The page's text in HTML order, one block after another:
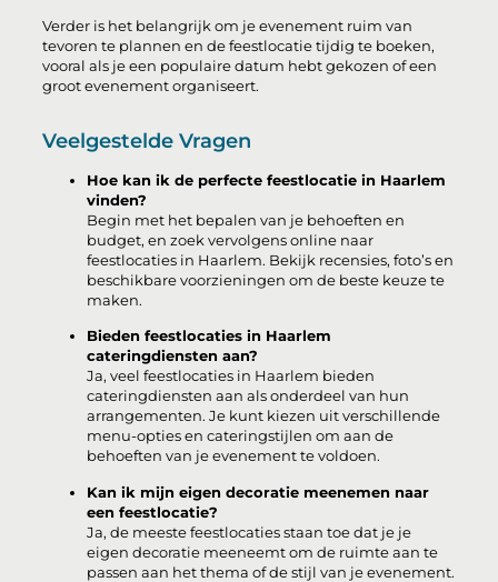
Verder is het belangrijk om je evenement ruim van
tevoren te plannen en de feestlocatie tijdig te boeken,
vooral als je een populaire datum hebt gekozen of een
groot evenement organiseert.
Veelgestelde Vragen
Hoe kan ik de perfecte feestlocatie in Haarlem
vinden?
Begin met het bepalen van je behoeften en
budget, en zoek vervolgens online naar
feestlocaties in Haarlem. Bekijk recensies, foto’s en
beschikbare voorzieningen om de beste keuze te
maken.
Bieden feestlocaties in Haarlem
cateringdiensten aan?
Ja, veel feestlocaties in Haarlem bieden
cateringdiensten aan als onderdeel van hun
arrangementen. Je kunt kiezen uit verschillende
menu-opties en cateringstijlen om aan de
behoeften van je evenement te voldoen.
Kan ik mijn eigen decoratie meenemen naar
een feestlocatie?
Ja, de meeste feestlocaties staan toe dat je je
eigen decoratie meeneemt om de ruimte aan te
passen aan het thema of de stijl van je evenement.